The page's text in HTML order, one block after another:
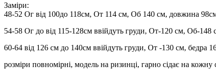
Заміри:
48-52 Ог від 100до 118см, От 114 см, Об 140 см, довжина
54-58 Ог до від 115-128см ввійдуть груди, От-120 см, Об-
60-64 від 126 см до 140см ввійдуть груди, От -130 см, бедра
розміри повномірні, модель на ризинці, гарно сідає на